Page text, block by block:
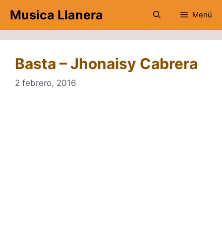
contenido
Musica Llanera Menú
Basta – Jhonaisy Cabrera
2 febrero, 2016